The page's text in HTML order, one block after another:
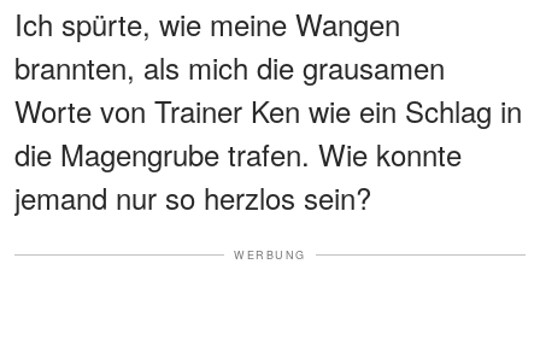
Ich spürte, wie meine Wangen
brannten, als mich die grausamen
Worte von Trainer Ken wie ein Schlag in
die Magengrube trafen. Wie konnte
jemand nur so herzlos sein?
WERBUNG